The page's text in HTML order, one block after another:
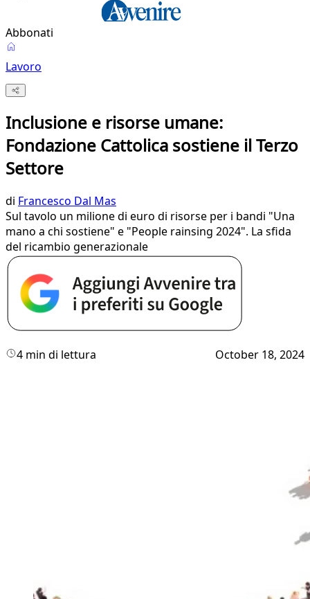
Abbonati
Lavoro
Inclusione e risorse umane:
Fondazione Cattolica sostiene il Terzo
Settore
di Francesco Dal Mas
Sul tavolo un milione di euro di risorse per i bandi "Una
mano a chi sostiene" e "People rainsing 2024". La sfida
del ricambio generazionale
4 min di lettura October 18, 2024